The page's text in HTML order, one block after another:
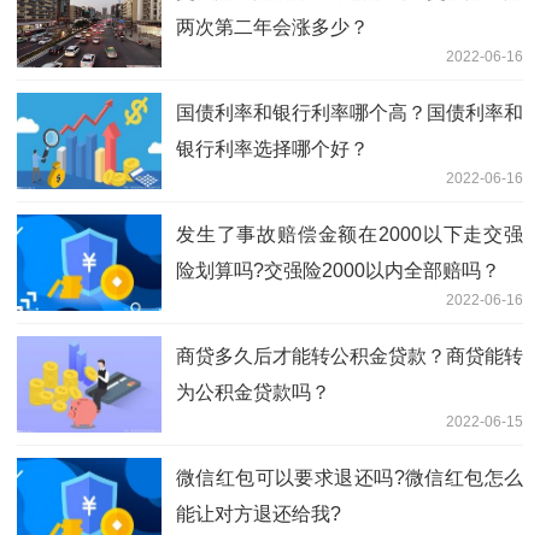
两次第二年会涨多少？
2022-06-16
国债利率和银行利率哪个高？国债利率和
银行利率选择哪个好？
2022-06-16
发生了事故赔偿金额在2000以下走交强
险划算吗?交强险2000以内全部赔吗？
2022-06-16
商贷多久后才能转公积金贷款？商贷能转
为公积金贷款吗？
2022-06-15
微信红包可以要求退还吗?微信红包怎么
能让对方退还给我?